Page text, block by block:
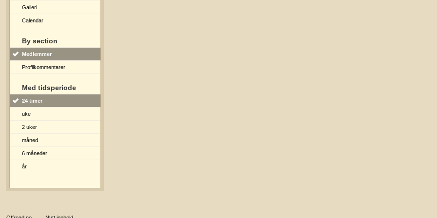
Galleri
Calendar
By section
Medlemmer
Profilkommentarer
Med tidsperiode
24 timer
uke
2 uker
måned
6 måneder
år